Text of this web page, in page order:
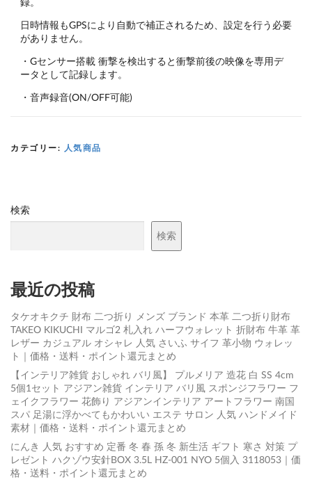
日時情報もGPSにより自動で補正されるため、設定を行う必要
がありません。
・Gセンサー搭載 衝撃を検出すると衝撃前後の映像を専用デ
ータとして記録します。
・音声録音(ON/OFF可能)
カテゴリー: 人気商品
検索
検索
最近の投稿
タケオキクチ 財布 二つ折り メンズ ブランド 本革 二つ折り財布
TAKEO KIKUCHI マルゴ2 札入れ ハーフウォレット 折財布 牛革 革
レザー カジュアル オシャレ 人気 さいふ サイフ 革小物 ウォレッ
ト｜価格・送料・ポイント還元まとめ
【インテリア雑貨 おしゃれ バリ風】 プルメリア 造花 白 SS 4cm
5個1セット アジアン雑貨 インテリア バリ風 スポンジフラワー フ
ェイクフラワー 花飾り アジアンインテリア アートフラワー 南国
スパ 足湯に浮かべてもかわいい エステ サロン 人気 ハンドメイド
素材｜価格・送料・ポイント還元まとめ
にんき 人気 おすすめ 定番 冬 春 孫 冬 新生活 ギフト 寒さ 対策 プ
レゼント ハクゾウ安針BOX 3.5L HZ-001 NYO 5個入 3118053｜価
格・送料・ポイント還元まとめ